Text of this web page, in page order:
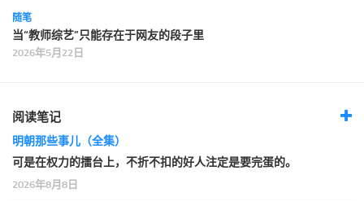
随笔
当“教师综艺”只能存在于网友的段子里
2026年5月22日
阅读笔记
明朝那些事儿（全集）
可是在权力的擂台上，不折不扣的好人注定是要完蛋的。
2026年8月8日